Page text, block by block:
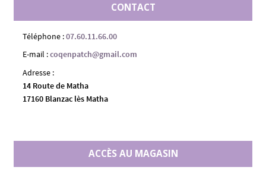
CONTACT
Téléphone :07.60.11.66.00
E-mail :coqenpatch@gmail.com
Adresse :
14 Route de Matha
17160 Blanzac lès Matha
ACCÈS AU MAGASIN